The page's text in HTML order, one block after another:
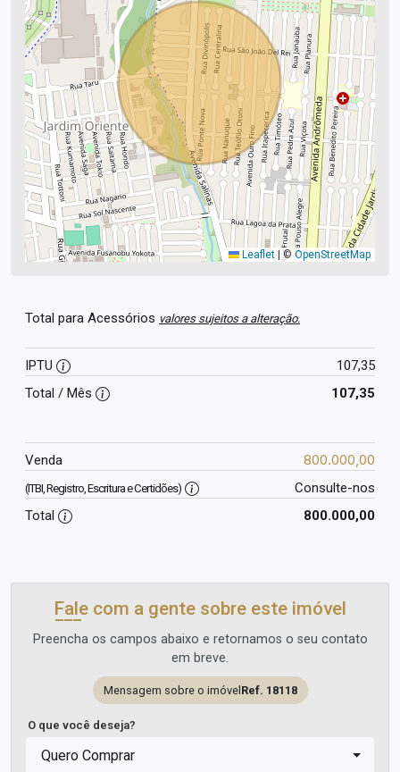
Leaflet © OpenStreetMap
Total para Acessórios valores sujeitos a alteração.
IPTU
107,35
Total / Mês
107,35
Venda 800.000,00
(ITBI, Registro, Escritura e Certidões)
Consulte-nos
Total
800.000,00
Fale com a gente sobre este imóvel
Preencha os campos abaixo e retornamos o seu contato
em breve.
Mensagem sobre o imóvel Ref. 18118
O que você deseja?
Quero Comprar